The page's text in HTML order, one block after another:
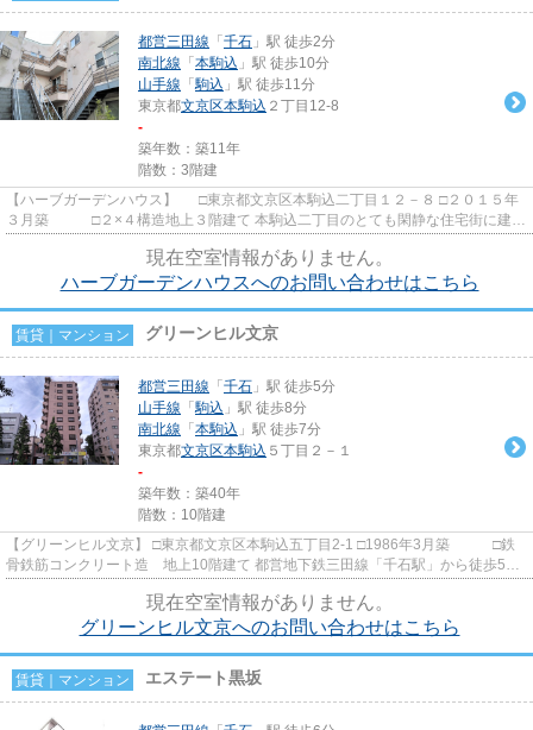
都営三田線 「 千石 」駅 徒歩2分
南北線 「 本駒込 」駅 徒歩10分
山手線 「駒込 」駅 徒歩11分
東京都文京区本駒込 ２丁目12-8
-
築年数：築11年
階数：3階建
【ハーブガーデンハウス】 □東京都文京区本駒込二丁目１２－８ □２０１５年
３月築 □２×４構造地上３階建て 本駒込二丁目のとても閑静な住宅街に建つ
現在空室情報がありません。
ハーブガーデンハウスへのお問い合わせはこちら
賃貸｜マンション グリーンヒル文京
都営三田線 「 千石 」駅 徒歩5分
山手線 「駒込 」駅 徒歩8分
南北線 「 本駒込 」駅 徒歩7分
東京都文京区本駒込 ５丁目２－１
-
築年数：築40年
階数：10階建
【グリーンヒル文京】 □東京都文京区本駒込五丁目2-1 □1986年3月築 □鉄
骨鉄筋コンクリート造 地上10階建て 都営地下鉄三田線「千石駅」から徒歩5分
現在空室情報がありません。
グリーンヒル文京へのお問い合わせはこちら
賃貸｜マンション エステート黒坂